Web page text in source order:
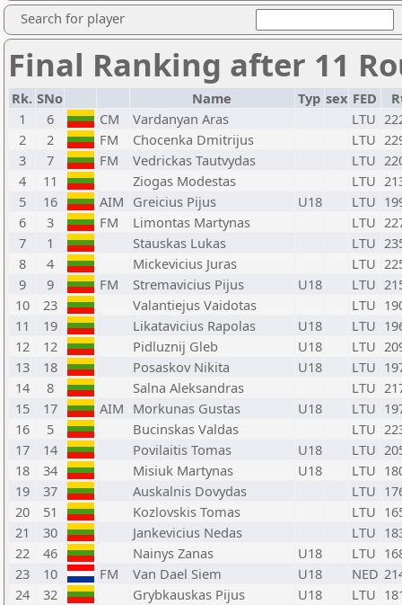
Search for player
Final Ranking after 11
Rk. SNo Name Typ sex FED
1
6 CM Vardanyan Aras LTU
2
2 FM Chocenka Dmitrijus LTU
3
7 FM Vedrickas Tautvydas LTU
4
11 Ziogas Modestas LTU
5
16 AIM Greicius Pijus U18 LTU
6
3 FM Limontas Martynas LTU
7
1 Stauskas Lukas LTU
8
4 Mickevicius Juras LTU
9
9 FM Stremavicius Pijus U18 LTU
10
23 Valantiejus Vaidotas LTU
11
19 Likatavicius Rapolas U18 LTU
12
12 Pidluznij Gleb U18 LTU
13
18 Posaskov Nikita U18 LTU
14
8 Salna Aleksandras LTU
15
17 AIM Morkunas Gustas U18 LTU
16
5 Bucinskas Valdas LTU
17
14 Povilaitis Tomas U18 LTU
18
34 Misiuk Martynas U18 LTU
19
37 Auskalnis Dovydas LTU
20
51 Kozlovskis Tomas LTU
21
30 Jankevicius Nedas LTU
22
46 Nainys Zanas U18 LTU
23
10 FM Van Dael Siem U18 NED
24
32 Grybkauskas Pijus U18 LTU